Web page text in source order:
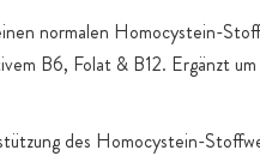
normalen Homocystein-
B6, Folat & B12. Ergänzt
des Homocystein-